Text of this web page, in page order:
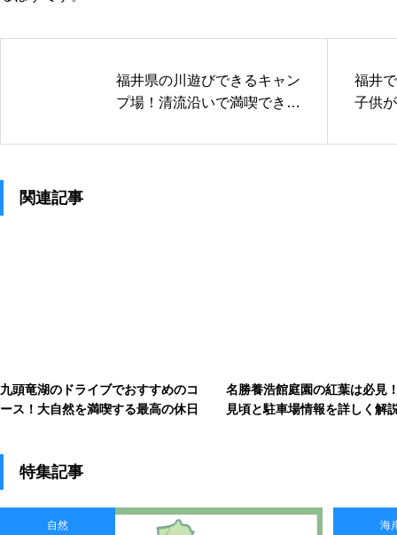
福井県の川遊びできるキャン
プ場！清流沿いで満喫できる
福井
子供
関連記事
九頭竜湖のドライブでおすすめのコ
ース！大自然を満喫する最高の休日
名勝養浩館庭園の紅葉は必見
見頃と駐車場情報を詳しく解
特集記事
自然 海